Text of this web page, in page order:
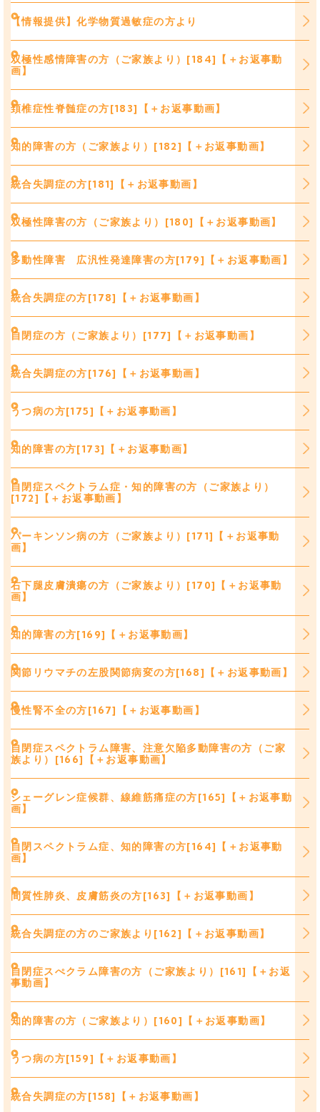
【情報提供】化学物質過敏症の方より
双極性感情障害の方（ご家族より）[184]【＋お返事動
画】
頚椎症性脊髄症の方[183]【＋お返事動画】
知的障害の方（ご家族より）[182]【＋お返事動画】
統合失調症の方[181]【＋お返事動画】
双極性障害の方（ご家族より）[180]【＋お返事動画】
多動性障害 広汎性発達障害の方[179]【＋お返事動画】
統合失調症の方[178]【＋お返事動画】
自閉症の方（ご家族より）[177]【＋お返事動画】
統合失調症の方[176]【＋お返事動画】
うつ病の方[175]【＋お返事動画】
知的障害の方[173]【＋お返事動画】
自閉症スペクトラム症・知的障害の方（ご家族より）
[172]【＋お返事動画】
パーキンソン病の方（ご家族より）[171]【＋お返事動
画】
右下腿皮膚潰瘍の方（ご家族より）[170]【＋お返事動
画】
知的障害の方[169]【＋お返事動画】
関節リウマチの左股関節病変の方[168]【＋お返事動画】
慢性腎不全の方[167]【＋お返事動画】
自閉症スペクトラム障害、注意欠陥多動障害の方（ご家
族より）[166]【＋お返事動画】
シェーグレン症候群、線維筋痛症の方[165]【＋お返事動
画】
自閉スペクトラム症、知的障害の方[164]【＋お返事動
画】
間質性肺炎、皮膚筋炎の方[163]【＋お返事動画】
統合失調症の方のご家族より[162]【＋お返事動画】
自閉症スぺクラム障害の方（ご家族より）[161]【＋お返
事動画】
知的障害の方（ご家族より）[160]【＋お返事動画】
うつ病の方[159]【＋お返事動画】
統合失調症の方[158]【＋お返事動画】